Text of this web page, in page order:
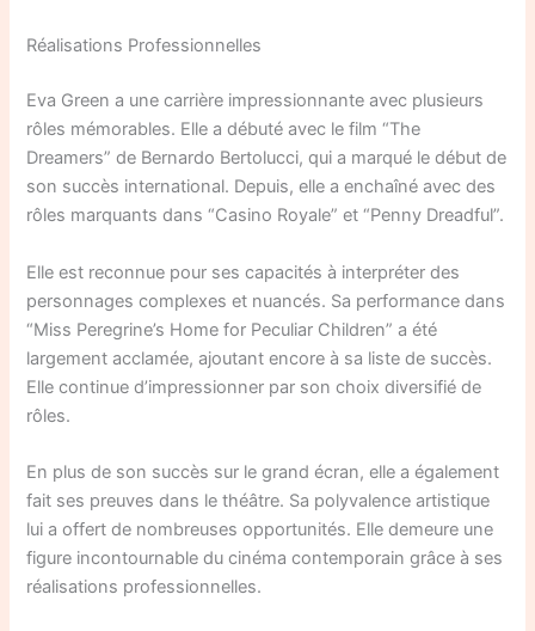
Réalisations Professionnelles
Eva Green a une carrière impressionnante avec plusieurs
rôles mémorables. Elle a débuté avec le film “The
Dreamers” de Bernardo Bertolucci, qui a marqué le début de
son succès international. Depuis, elle a enchaîné avec des
rôles marquants dans “Casino Royale” et “Penny Dreadful”.
Elle est reconnue pour ses capacités à interpréter des
personnages complexes et nuancés. Sa performance dans
“Miss Peregrine’s Home for Peculiar Children” a été
largement acclamée, ajoutant encore à sa liste de succès.
Elle continue d’impressionner par son choix diversifié de
rôles.
En plus de son succès sur le grand écran, elle a également
fait ses preuves dans le théâtre. Sa polyvalence artistique
lui a offert de nombreuses opportunités. Elle demeure une
figure incontournable du cinéma contemporain grâce à ses
réalisations professionnelles.